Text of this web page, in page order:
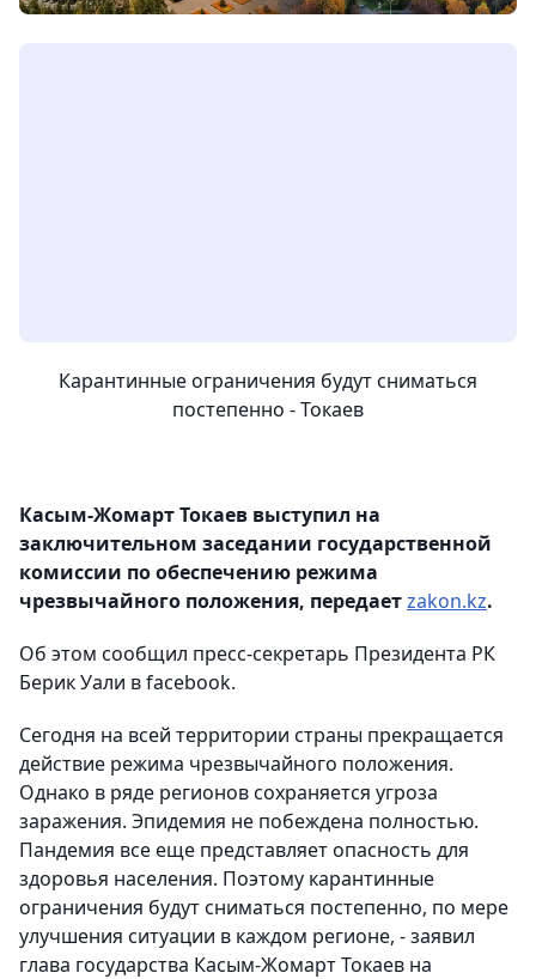
Карантинные ограничения будут сниматься
постепенно - Токаев
Касым-Жомарт Токаев выступил на
заключительном заседании государственной
комиссии по обеспечению режима
чрезвычайного положения, передаетzakon.kz.
Об этом сообщил пресс-секретарь Президента РК
Берик Уали в facebook.
Сегодня на всей территории страны прекращается
действие режима чрезвычайного положения.
Однако в ряде регионов сохраняется угроза
заражения. Эпидемия не побеждена полностью.
Пандемия все еще представляет опасность для
здоровья населения. Поэтому карантинные
ограничения будут сниматься постепенно, по мере
улучшения ситуации в каждом регионе, - заявил
глава государства Касым-Жомарт Токаев на